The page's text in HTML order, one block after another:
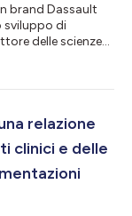
brand Dassault
sviluppo di
delle scienze
nelle scienze della
loro prodotti e
relazione
clinici e delle